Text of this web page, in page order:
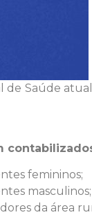
de Saúde
femininos;
masculinos;
da área